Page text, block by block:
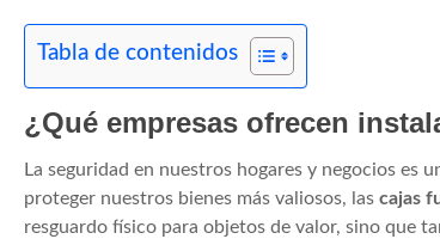
Tabla de contenidos
¿Qué empresas ofrecen
La seguridad en nuestros hogares y negocios es
proteger nuestros bienes más valiosos, lascajas
resguardo físico para objetos de valor, sino que